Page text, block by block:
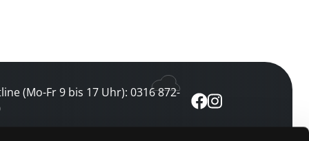
(Mo-Fr 9 bis 17 Uhr): 0316 872-